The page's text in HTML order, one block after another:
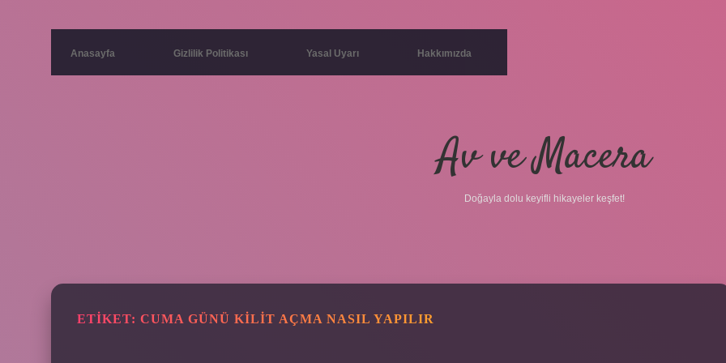
Anasayfa Gizlilik Politikası Yasal Uyarı Hakkımızda
Av ve Macera
Doğayla dolu keyifli hikayeler keşfet!
ETIKET: CUMA GÜNÜ KILIT AÇMA NASIL YAPILIR